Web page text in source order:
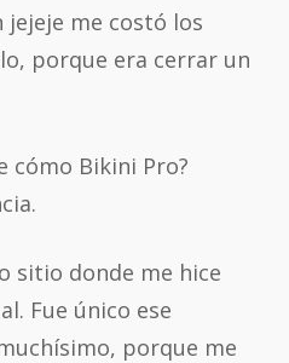
jejeje me costó los
porque era cerrar un
cómo Bikini Pro?
sitio donde me hice
Fue único ese
porque me